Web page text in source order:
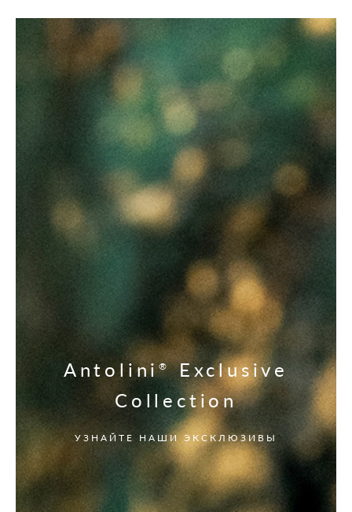
Antolini®Exclusive
Collection
УЗНАЙТЕ НАШИ ЭКСКЛЮЗИВЫ